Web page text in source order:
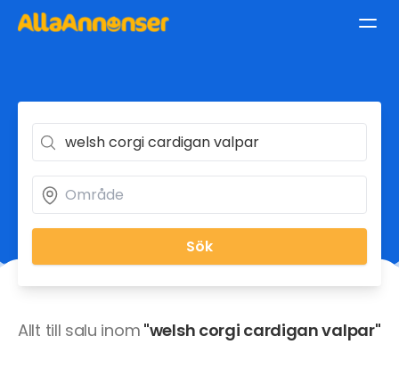
Sök
Allt till salu inom "welsh corgi cardigan valpar"